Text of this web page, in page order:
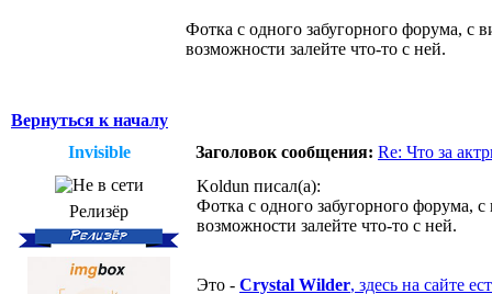
Фотка с одного забугорного форума, с
возможности залейте что-то с ней.
Вернуться к началу
Invisible
Заголовок сообщения: Re: Что за
Релизёр
Koldun писал(а):
Фотка с одного забугорного форума,
возможности залейте что-то с ней.
Это - Crystal Wilder, здесь на сайте